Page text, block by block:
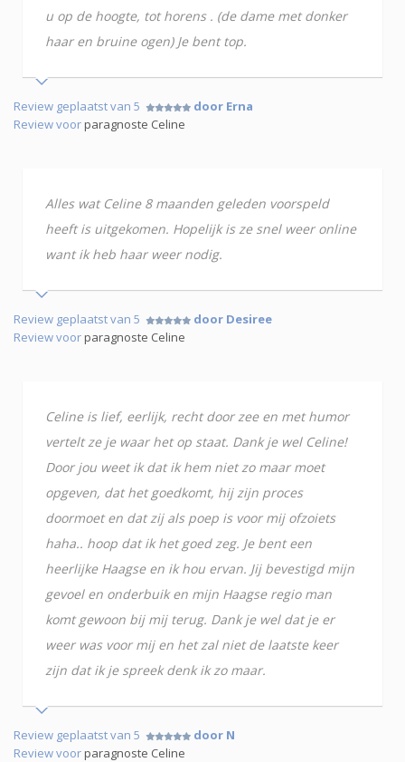
u op de hoogte, tot horens . (de dame met donker
haar en bruine ogen) Je bent top.
Review geplaatst van 5
door Erna
Review voorparagnoste Celine
Alles wat Celine 8 maanden geleden voorspeld
heeft is uitgekomen. Hopelijk is ze snel weer online
want ik heb haar weer nodig.
Review geplaatst van 5
door Desiree
Review voorparagnoste Celine
Celine is lief, eerlijk, recht door zee en met humor
vertelt ze je waar het op staat. Dank je wel Celine!
Door jou weet ik dat ik hem niet zo maar moet
opgeven, dat het goedkomt, hij zijn proces
doormoet en dat zij als poep is voor mij ofzoiets
haha.. hoop dat ik het goed zeg. Je bent een
heerlijke Haagse en ik hou ervan. Jij bevestigd mijn
gevoel en onderbuik en mijn Haagse regio man
komt gewoon bij mij terug. Dank je wel dat je er
weer was voor mij en het zal niet de laatste keer
zijn dat ik je spreek denk ik zo maar.
Review geplaatst van 5
door N
Review voorparagnoste Celine